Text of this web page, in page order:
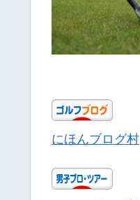
にほんブログ村